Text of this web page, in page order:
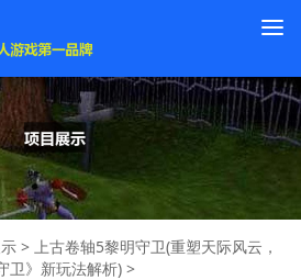
> 上古卷轴5黎明守卫(重塑天际风云，
》新玩法解析) >